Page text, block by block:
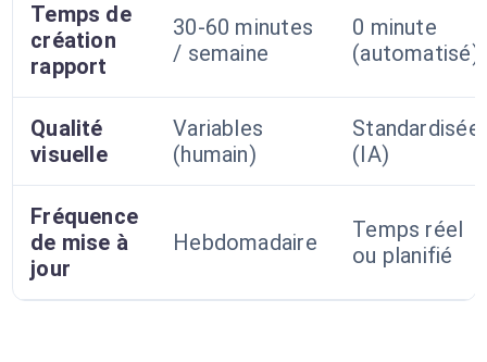
Temps de
création
rapport
30-60 minutes
/ semaine
0 minute
(automatisé)
Qualité
visuelle
Variables
(humain)
Standardisée
(IA)
Fréquence
de mise à
jour
Hebdomadaire
Temps réel
ou planifié